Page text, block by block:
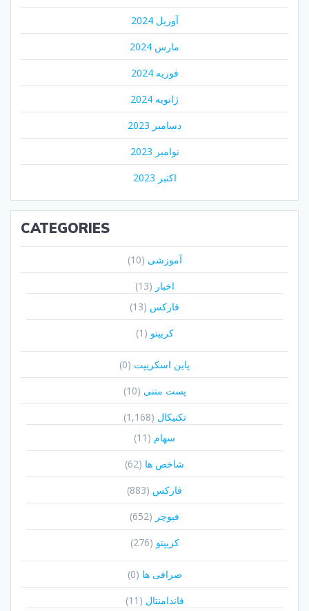
آوریل 2024
مارس 2024
فوریه 2024
ژانویه 2024
دسامبر 2023
نوامبر 2023
اکتبر 2023
CATEGORIES
آموزشی (10)
اخبار (13)
فارکس (13)
کریپتو (1)
پاین اسکریپت (0)
پست متنی (10)
تکنیکال (1,168)
سهام (11)
شاخص ها (62)
فارکس (883)
فیوچر (652)
کریپتو (276)
صرافی ها (0)
فاندامنتال (11)